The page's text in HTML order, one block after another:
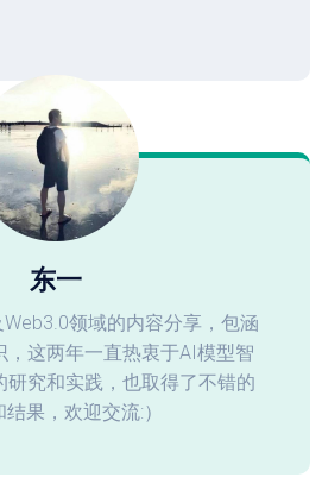
东一
领域的内容分享，包涵
，这两年一直热衷于AI模型智
研究和实践，也取得了不错的
果，欢迎交流:）